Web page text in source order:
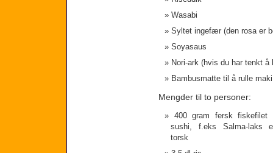
Wasabi
Syltet ingefær (den rosa er
Soyasaus
Nori-ark (hvis du har tenkt å
Bambusmatte til å rulle
Mengder til to personer:
400 gram fersk fiskefilet
sushi, f.eks Salma-laks
torsk